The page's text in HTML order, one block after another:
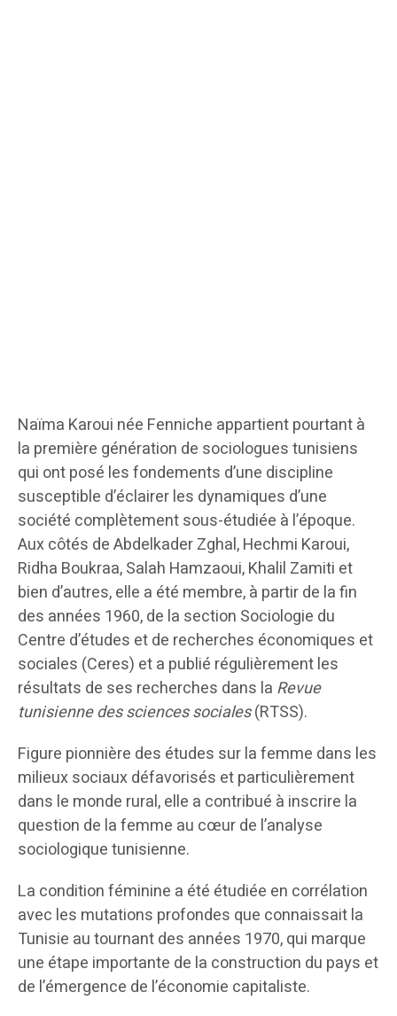
Naïma Karoui née Fenniche appartient pourtant à
la première génération de sociologues tunisiens
qui ont posé les fondements d’une discipline
susceptible d’éclairer les dynamiques d’une
société complètement sous-étudiée à l’époque.
Aux côtés de Abdelkader Zghal, Hechmi Karoui,
Ridha Boukraa, Salah Hamzaoui, Khalil Zamiti et
bien d’autres, elle a été membre, à partir de la fin
des années 1960, de la section Sociologie du
Centre d’études et de recherches économiques et
sociales (Ceres) et a publié régulièrement les
résultats de ses recherches dans la Revue
tunisienne des sciences sociales(RTSS).
Figure pionnière des études sur la femme dans les
milieux sociaux défavorisés et particulièrement
dans le monde rural, elle a contribué à inscrire la
question de la femme au cœur de l’analyse
sociologique tunisienne.
La condition féminine a été étudiée en corrélation
avec les mutations profondes que connaissait la
Tunisie au tournant des années 1970, qui marque
une étape importante de la construction du pays et
de l’émergence de l’économie capitaliste.